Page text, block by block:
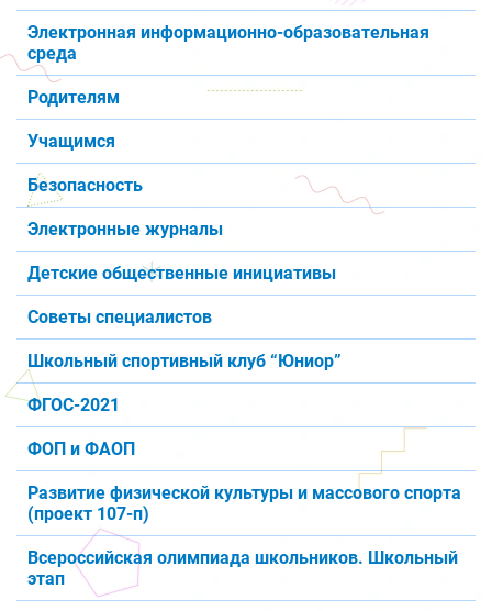
Электронная информационно-образовательная
среда
Родителям
Учащимся
Безопасность
Электронные журналы
Детские общественные инициативы
Советы специалистов
Школьный спортивный клуб “Юниор”
ФГОС-2021
ФОП и ФАОП
Развитие физической культуры и массового спорта
(проект 107-п)
Всероссийская олимпиада школьников. Школьный
этап